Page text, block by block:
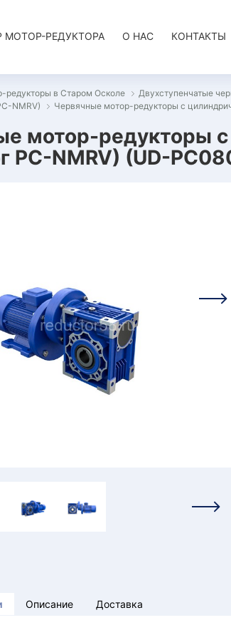
МОТОР-РЕДУКТОРА О НАС КОНТАКТЫ
редукторы в Старом Осколе
Двухступенчатые
NMRV)
Червячные мотор-редукторы с
мотор-редукторы
PC-NMRV) (UD-
Описание Доставка